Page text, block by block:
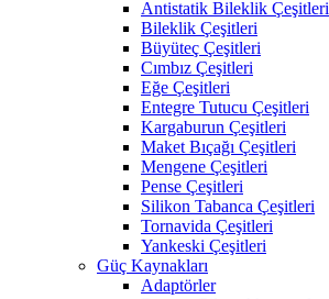
Antistatik Bileklik Çeşitleri
Bileklik Çeşitleri
Büyüteç Çeşitleri
Cımbız Çeşitleri
Eğe Çeşitleri
Entegre Tutucu Çeşitleri
Kargaburun Çeşitleri
Maket Bıçağı Çeşitleri
Mengene Çeşitleri
Pense Çeşitleri
Silikon Tabanca Çeşitleri
Tornavida Çeşitleri
Yankeski Çeşitleri
Güç Kaynakları
Adaptörler